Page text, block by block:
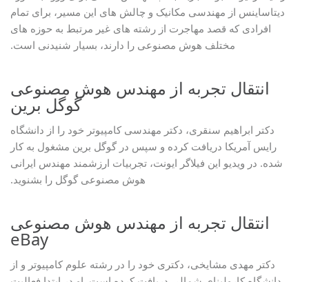
دیتاساینس از مهندسی مکانیک و چالش های این مسیر، برای تمام
افرادی که قصد مهاجرت از رشته های غیر مرتبط به حوزه های
مختلف هوش مصنوعی را دارند، بسیار شنیدنی است.
انتقال تجربه از مهندس هوش مصنوعی
گوگل برین
دکتر ابراهیم سنقری، دکتر مهندسی کامپیوتر خود را از دانشگاه
رایس آمریکا دریافت کرده و سپس در گوگل برین مشغول به کار
شده. در ویدیو این فیلاگر ایونت، تجربیات ارزشمند مهندس ایرانی
هوش مصنوعی گوگل را بشنوید.
انتقال تجربه از مهندس هوش مصنوعی
eBay
دکتر مهدی مشایخی، دکتری خود را در رشته علوم کامپیوتر و از